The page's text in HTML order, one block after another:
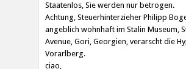
Staatenlos, Sie werden nur betrogen.
Achtung, Steuerhinterzieher Philipp
angeblich wohnhaft im Stalin Museum,
Avenue, Gori, Georgien, verarscht die
Vorarlberg.
ciao,